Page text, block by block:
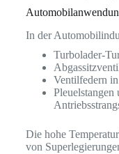
In der
Turbolader-
Ventilfedern
Pleuelstangen
Die hohe
von